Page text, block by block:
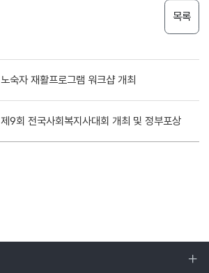
목록
노숙자 재활프로그램 워크샵 개최
제9회 전국사회복지사대회 개최 및 정부포상